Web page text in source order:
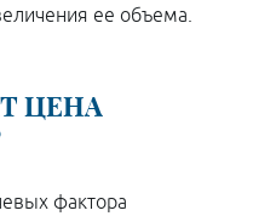
ее объема.
ЦЕНА
фактора